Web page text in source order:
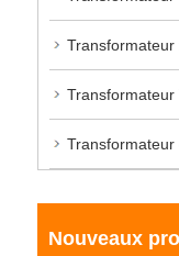
Transformateur
Transformateur
Transformateur
Nouveaux